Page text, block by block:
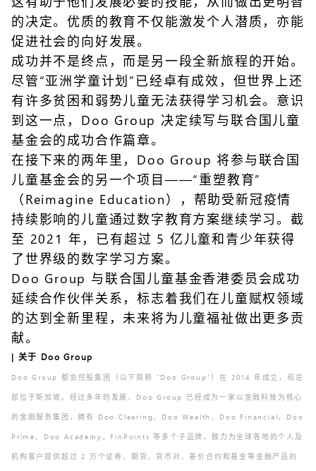
的决定。优质的教育不仅能激发个人潜质，亦能
促进社会的向好发展。
成功并不是终点，而是另一段全新旅程的开始。
尽管“亚洲学童计划”已经卓有成效，但世界上还
有许多贫困和弱势儿童无法获得学习机会。意识
到这一点，Doo Group 决定续写与联合国儿童
基金会的成功合作篇章。
在接下来的两年里，Doo Group 将参与联合国
儿童基金会的另一个项目——“重塑教育”
（Reimagine Education），帮助受新冠疫情
持续影响的儿童通过数字教育方案继续学习。截
至 2021 年，已有超过 5 亿儿童和青少年获得
了世界级的数字学习方案。
Doo Group 与联合国儿童基金香港委员会成功
延续合作伙伴关系，标志着我们在儿童赋权领域
的达到全新里程，未来将为儿童福祉做出更多贡
献。
| 关于 Doo Group
Doo Group 都会控股集团（以下简称 “Doo Group”）在 2014 年成立，现总
部位于新加坡。经过多年的发展，Doo Group 已经成为一家以金融科技为核心
的金融服务集团，拥有 Doo Clearing、Doo Wealth、Doo Financial、Doo
Prime、Doo Academy、FinPoints 等多个子品牌，致力为全球各地的个人及
机构客户提供超过 2 万个证券、期货、货币对、差价合约和基金等金融产品的